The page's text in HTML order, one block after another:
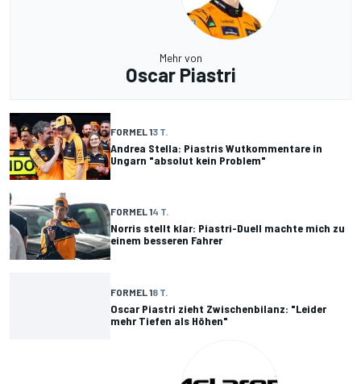
Mehr von
Oscar Piastri
FORMEL 13 T.
Andrea Stella: Piastris Wutkommentare in
Ungarn "absolut kein Problem"
FORMEL 14 T.
Norris stellt klar: Piastri-Duell machte mich zu
einem besseren Fahrer
FORMEL 18 T.
Oscar Piastri zieht Zwischenbilanz: "Leider
mehr Tiefen als Höhen"